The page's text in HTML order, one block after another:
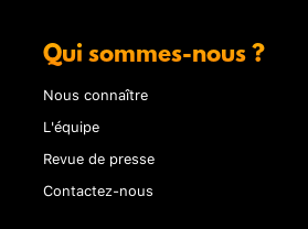
Qui sommes-nous ?
Nous connaître
L'équipe
Revue de presse
Contactez-nous